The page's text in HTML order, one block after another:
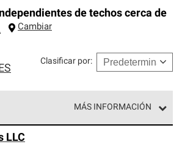
de techos cerca de
Cambiar
Clasificar por:
MÁS INFORMACIÓN
el nivel superior de nuestra red
LLC